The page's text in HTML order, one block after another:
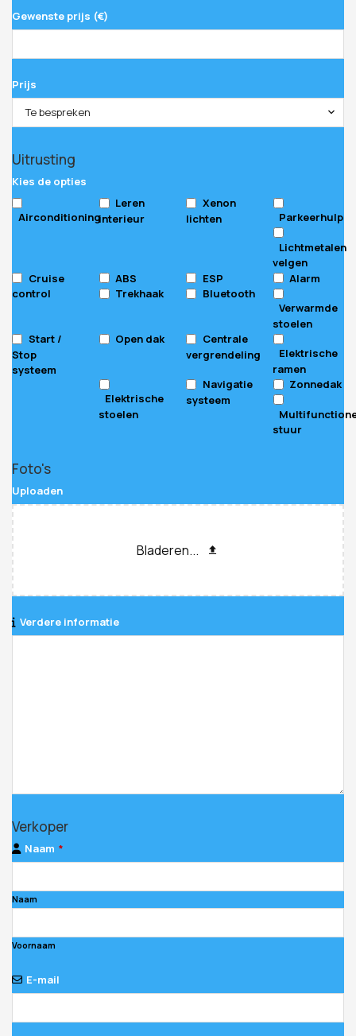
Gewenste prijs (€)
Prijs
Te bespreken
Uitrusting
Kies de opties
Airconditioning
Leren
interieur
Xenon
lichten
Parkeerhulp
Lichtmetalen
velgen
Cruise
control
ABS ESP
Alarm
Trekhaak
Bluetooth
Verwarmde
stoelen
Start /
Stop
systeem
Open dak
Centrale
vergrendeling
Elektrische
ramen
Elektrische
stoelen
Navigatie
systeem
Zonnedak
stuur
Phone
Number
Foto's
Uploaden
Bladeren...
Verdere informatie
Verkoper
Naam *
Naam
Voornaam
E-mail